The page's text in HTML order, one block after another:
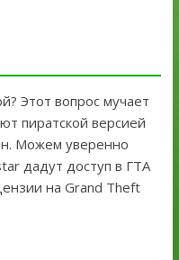
Этот вопрос мучает
пиратской версией
Можем уверенно
дадут доступ в ГТА
на Grand Theft